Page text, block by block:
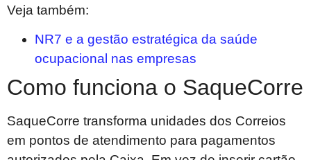
Veja também:
NR7 e a gestão estratégica da saúde
ocupacional nas empresas
Como funciona o SaqueCorre
SaqueCorre transforma unidades dos Correios
em pontos de atendimento para pagamentos